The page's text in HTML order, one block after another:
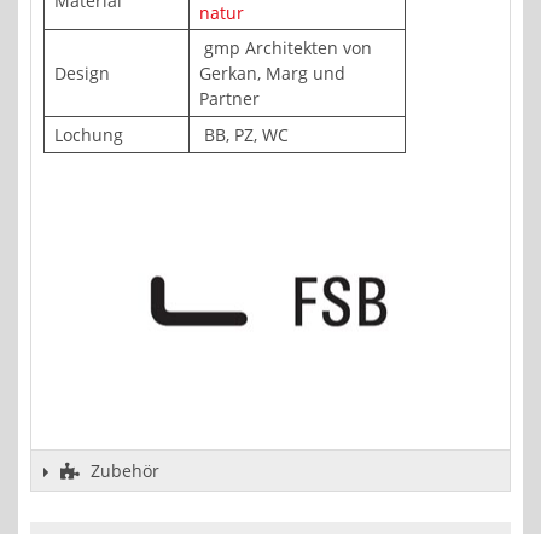
natur
Design
gmp Architekten von
Gerkan, Marg und
Partner
Lochung
BB, PZ, WC
Zubehör